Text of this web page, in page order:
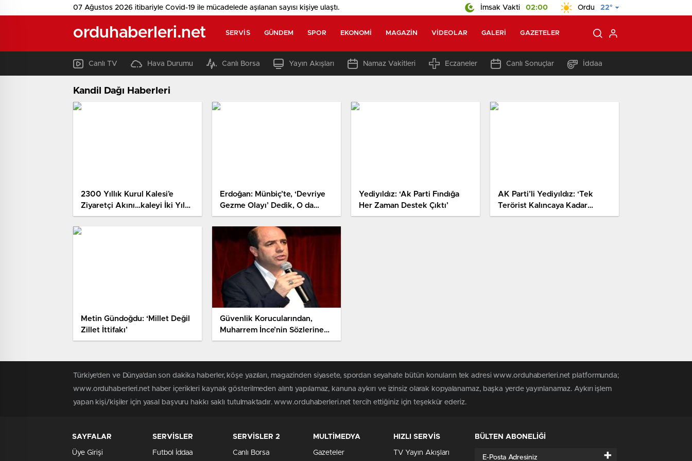
07 Ağustos 2026 itibariyle Covid-19 ile mücadelede aşılanan sayısı kişiye ulaştı. İmsak Vakti 02:00 Ordu 22°
orduhaberleri.net SERVIS GÜNDEM SPOR EKONOMI MAGAZIN VIDEOLAR GALERI GAZETELER
Canlı TV Hava Durumu Canlı Borsa Yayın Akışları Namaz Vakitleri Eczaneler Canlı Sonuçlar İddaa
Kandil Dağı Haberleri
2300 Yıllık Kurul Kalesi’e
Ziyaretçi Akını…kaleyi İki Yılda
1 Milyona Yakın Kişi Ziyaret
Etti
Erdoğan: Münbiç’te, ‘Devriye
Gezme Olayı’ Dedik, O da
Başladı (3)
Yediyıldız: ‘Ak Parti Fındığa
Her Zaman Destek Çıktı’
AK Parti’li Yediyıldız: ‘Tek
Terörist Kalıncaya Kadar
Mücadelemiz Devam Edecek’
Metin Gündoğdu: ‘Millet Değil
Zillet İttifakı’
Güvenlik Korucularından,
Muharrem İnce’nin Sözlerine
Tepki
Türkiye'den ve Dünya’dan son dakika haberler, köşe yazıları, magazinden siyasete, spordan seyahate bütün konuların tek adresi www.orduhaberleri.net platformunda;
www.orduhaberleri.net haber içerikleri kaynak gösterilmeden alıntı yapılamaz, kanuna aykırı ve izinsiz olarak kopyalanamaz, başka yerde yayınlanamaz. Aykırı işlem
yapan kişi/kişiler için yasal başvuru hakkı saklı tutulmaktadır. www.orduhaberleri.net tercih ettiğiniz için teşekkür ederiz.
SAYFALAR
Üye Girişi
SERVİSLER
Futbol İddaa
SERVİSLER 2
Canlı Borsa
MULTİMEDYA
Gazeteler
HIZLI SERVİS
TV Yayın Akışları
BÜLTEN ABONELİĞİ
+